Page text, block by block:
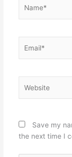
Save my
the next time I